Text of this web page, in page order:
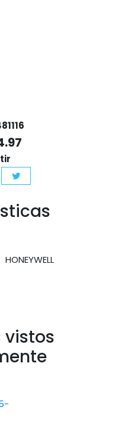
HONEYWELL
vistos